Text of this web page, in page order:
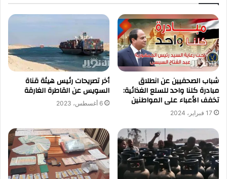
شباب الصحفيين عن انطلاق
مبادرة كلنا واحد للسلع الغذائية:
تخفف الأعباء على المواطنين
17 فبراير، 2024
أخر تصريحات رئيس هيئة قناة
السويس عن القاطرة الغارقة
6 أغسطس، 2023